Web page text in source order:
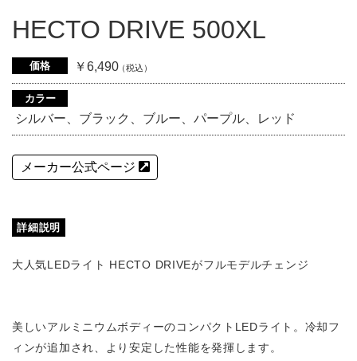
HECTO DRIVE 500XL
価格 ￥6,490（税込）
カラー
シルバー、ブラック、ブルー、パープル、レッド
メーカー公式ページ
詳細説明
大人気LEDライト HECTO DRIVEがフルモデルチェンジ
美しいアルミニウムボディーのコンパクトLEDライト。冷却フ
ィンが追加され、より安定した性能を発揮します。